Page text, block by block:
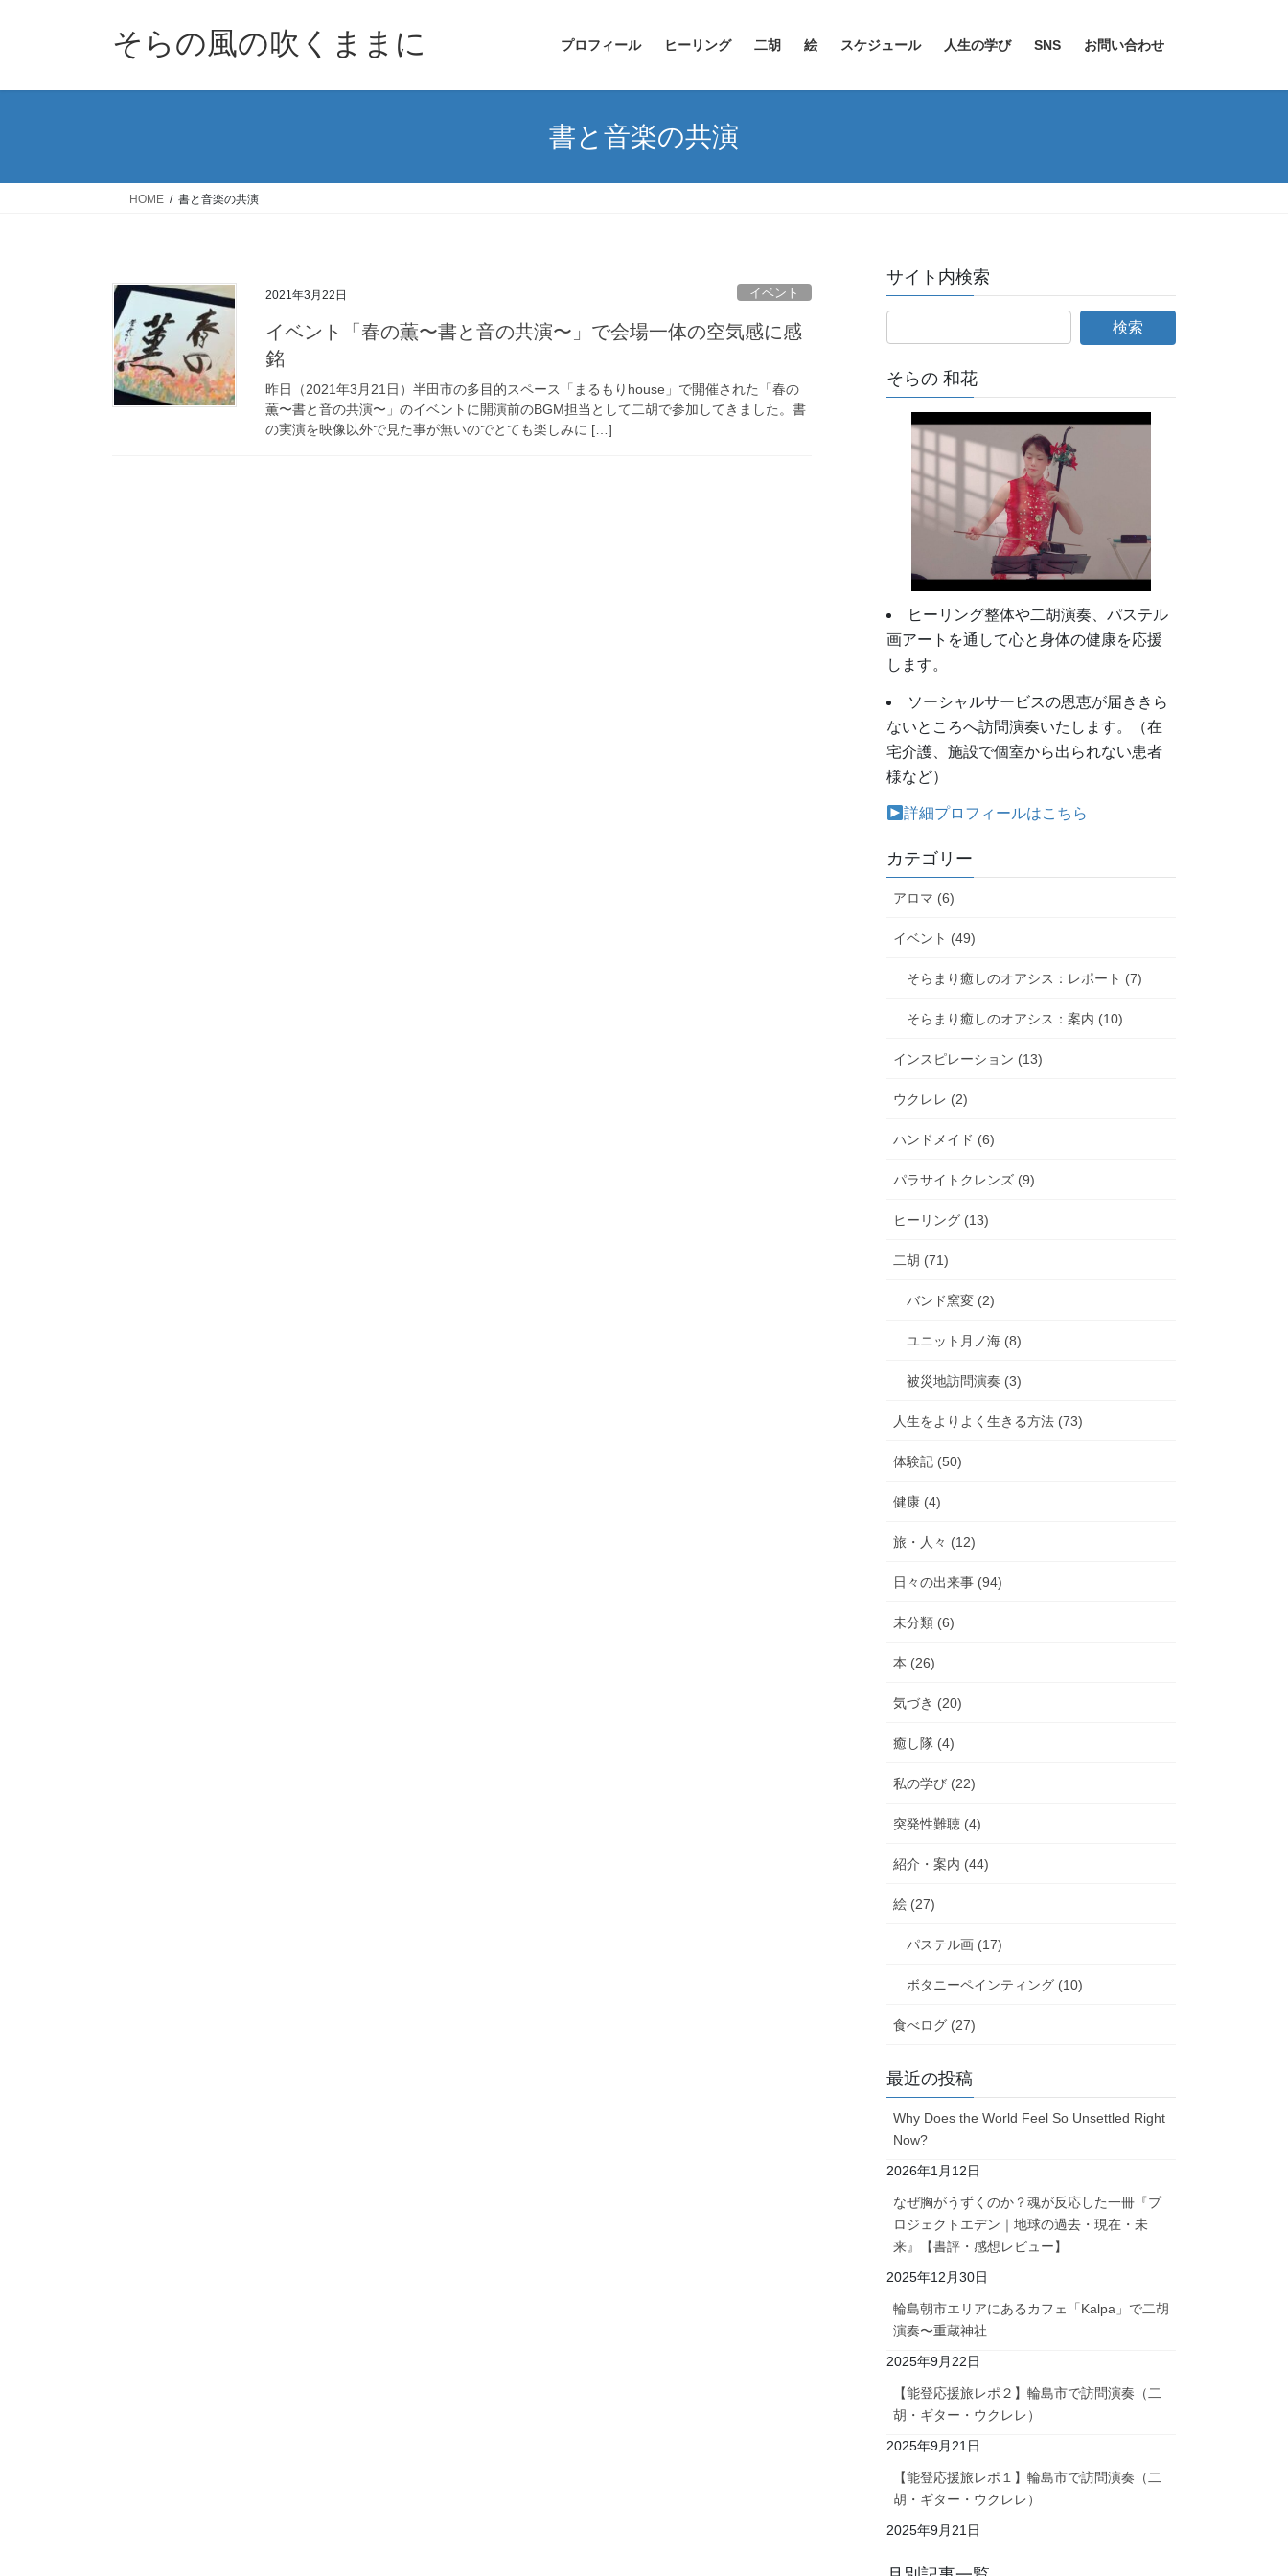
そらの風の吹くままに プロフィール ヒーリング 二胡 絵 スケジュール 人生の学び SNS お問い合わせ
書と音楽の共演
HOME 書と音楽の共演
2021年3月22日 イベント
イベント「春の薫〜書と音の共演〜」で会場一体の空気感に感
銘
昨日（2021年3月21日）半田市の多目的スペース「まるもりhouse」で開催された「春の
薫〜書と音の共演〜」のイベントに開演前のBGM担当として二胡で参加してきました。書
の実演を映像以外で見た事が無いのでとても楽しみに […]
サイト内検索
そらの 和花
ヒーリング整体や二胡演奏、パステル
画アートを通して心と身体の健康を応援
します。
ソーシャルサービスの恩恵が届ききら
ないところへ訪問演奏いたします。（在
宅介護、施設で個室から出られない患者
様など）
詳細プロフィールはこちら
カテゴリー
アロマ (6)
イベント (49)
そらまり癒しのオアシス：レポート (7)
そらまり癒しのオアシス：案内 (10)
インスピレーション (13)
ウクレレ (2)
ハンドメイド (6)
パラサイトクレンズ (9)
ヒーリング (13)
二胡 (71)
バンド窯変 (2)
ユニット月ノ海 (8)
被災地訪問演奏 (3)
人生をよりよく生きる方法 (73)
体験記 (50)
健康 (4)
旅・人々 (12)
日々の出来事 (94)
未分類 (6)
本 (26)
気づき (20)
癒し隊 (4)
私の学び (22)
突発性難聴 (4)
紹介・案内 (44)
絵 (27)
パステル画 (17)
ボタニーペインティング (10)
食べログ (27)
最近の投稿
Why Does the World Feel So Unsettled Right
Now?
2026年1月12日
なぜ胸がうずくのか？魂が反応した一冊『プ
ロジェクトエデン｜地球の過去・現在・未
来』【書評・感想レビュー】
2025年12月30日
輪島朝市エリアにあるカフェ「Kalpa」で二胡
演奏〜重蔵神社
2025年9月22日
【能登応援旅レポ２】輪島市で訪問演奏（二
胡・ギター・ウクレレ）
2025年9月21日
【能登応援旅レポ１】輪島市で訪問演奏（二
胡・ギター・ウクレレ）
2025年9月21日